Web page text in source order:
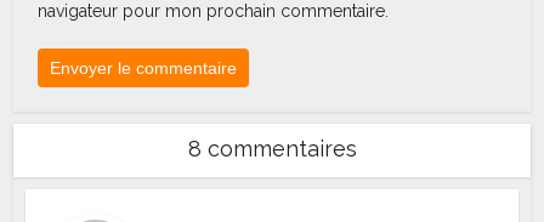
navigateur pour mon prochain commentaire.
8 commentaires